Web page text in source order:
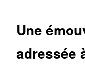
Une
adressée